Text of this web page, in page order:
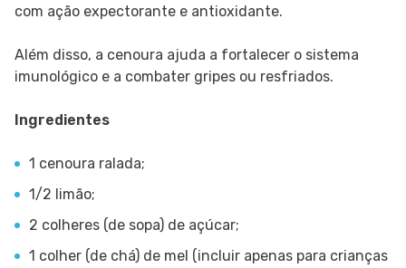
com ação expectorante e antioxidante.
Além disso, a cenoura ajuda a fortalecer o sistema
imunológico e a combater gripes ou resfriados.
Ingredientes
1 cenoura ralada;
1/2 limão;
2 colheres (de sopa) de açúcar;
1 colher (de chá) de mel (incluir apenas para crianças